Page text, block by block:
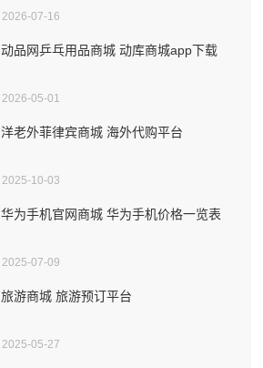
2026-07-16
动品网乒乓用品商城 动库商城app下载
2026-05-01
洋老外菲律宾商城 海外代购平台
2025-10-03
华为手机官网商城 华为手机价格一览表
2025-07-09
旅游商城 旅游预订平台
2025-05-27